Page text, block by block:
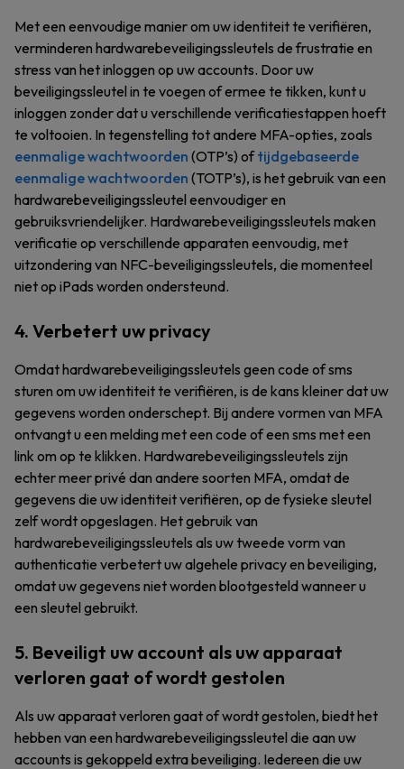
Met een eenvoudige manier om uw identiteit te verifiëren,
verminderen hardwarebeveiligingssleutels de frustratie en
stress van het inloggen op uw accounts. Door uw
beveiligingssleutel in te voegen of ermee te tikken, kunt u
inloggen zonder dat u verschillende verificatiestappen hoeft
te voltooien. In tegenstelling tot andere MFA-opties, zoals
eenmalige wachtwoorden (OTP’s) oftijdgebaseerde
eenmalige wachtwoorden (TOTP’s), is het gebruik van een
hardwarebeveiligingssleutel eenvoudiger en
gebruiksvriendelijker. Hardwarebeveiligingssleutels maken
verificatie op verschillende apparaten eenvoudig, met
uitzondering van NFC-beveiligingssleutels, die momenteel
niet op iPads worden ondersteund.
4. Verbetert uw privacy
Omdat hardwarebeveiligingssleutels geen code of sms
sturen om uw identiteit te verifiëren, is de kans kleiner dat uw
gegevens worden onderschept. Bij andere vormen van MFA
ontvangt u een melding met een code of een sms met een
link om op te klikken. Hardwarebeveiligingssleutels zijn
echter meer privé dan andere soorten MFA, omdat de
gegevens die uw identiteit verifiëren, op de fysieke sleutel
zelf wordt opgeslagen. Het gebruik van
hardwarebeveiligingssleutels als uw tweede vorm van
authenticatie verbetert uw algehele privacy en beveiliging,
omdat uw gegevens niet worden blootgesteld wanneer u
een sleutel gebruikt.
5. Beveiligt uw account als uw apparaat
verloren gaat of wordt gestolen
Als uw apparaat verloren gaat of wordt gestolen, biedt het
hebben van een hardwarebeveiligingssleutel die aan uw
accounts is gekoppeld extra beveiliging. Iedereen die uw